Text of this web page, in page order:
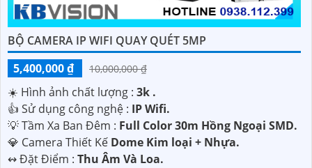
BỘ CAMERA IP WIFI QUAY QUÉT 5MP
5,400,000 ₫
10,000,000 ₫
☀️ Hình ảnh chất lượng : 3k .
👍 Sử dụng công nghệ : IP Wifi.
💡 Tầm Xa Ban Đêm : Full Color 30m Hồng Ngoại SMD.
💎 Camera Thiết Kế Dome Kim loại + Nhựa.
️↭ Đặt Điểm : Thu Âm Và Loa.